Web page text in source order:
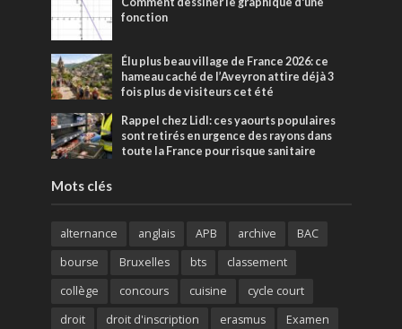
fonction
Élu plus beau village de France 2026: ce
hameau caché de l’Aveyron attire déjà 3
fois plus de visiteurs cet été
Rappel chez Lidl: ces yaourts populaires
sont retirés en urgence des rayons dans
toute la France pour risque sanitaire
Mots clés
alternance anglais APB archive
BAC
bourse
Bruxelles bts
classement
collège
concours cuisine
cycle court
droit
droit d'inscription erasmus
Examen